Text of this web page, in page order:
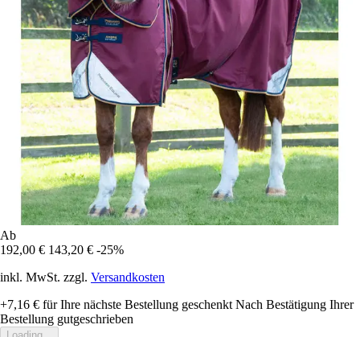
Ab
192,00 € 143,20 € -25%
inkl. MwSt. zzgl. Versandkosten
+7,16 € für Ihre nächste Bestellung geschenkt Nach Bestätigung Ihrer
Bestellung gutgeschrieben